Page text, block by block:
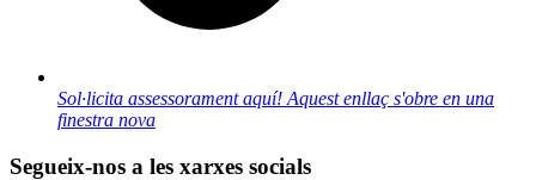
Sol·licita assessorament aquí! Aquest enllaç s'obre en una
finestra nova
Segueix-nos a les xarxes socials